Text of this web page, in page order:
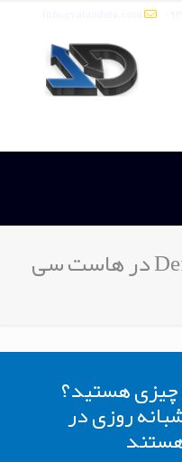
Default E-Mail Account در هاست سی
چیزی هستید؟
روزی در